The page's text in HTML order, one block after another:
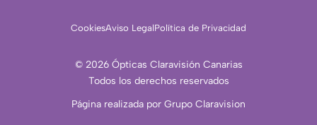
CookiesAviso LegalPolítica de Privacidad
© 2026 Ópticas Claravisión Canarias
Todos los derechos reservados
Página realizada por Grupo Claravision